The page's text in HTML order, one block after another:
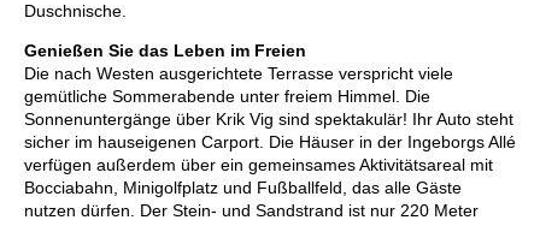
Duschnische.
Genießen Sie das Leben im Freien
Die nach Westen ausgerichtete Terrasse verspricht viele
gemütliche Sommerabende unter freiem Himmel. Die
Sonnenuntergänge über Krik Vig sind spektakulär! Ihr Auto steht
sicher im hauseigenen Carport. Die Häuser in der Ingeborgs Allé
verfügen außerdem über ein gemeinsames Aktivitätsareal mit
Bocciabahn, Minigolfplatz und Fußballfeld, das alle Gäste
nutzen dürfen. Der Stein- und Sandstrand ist nur 220 Meter